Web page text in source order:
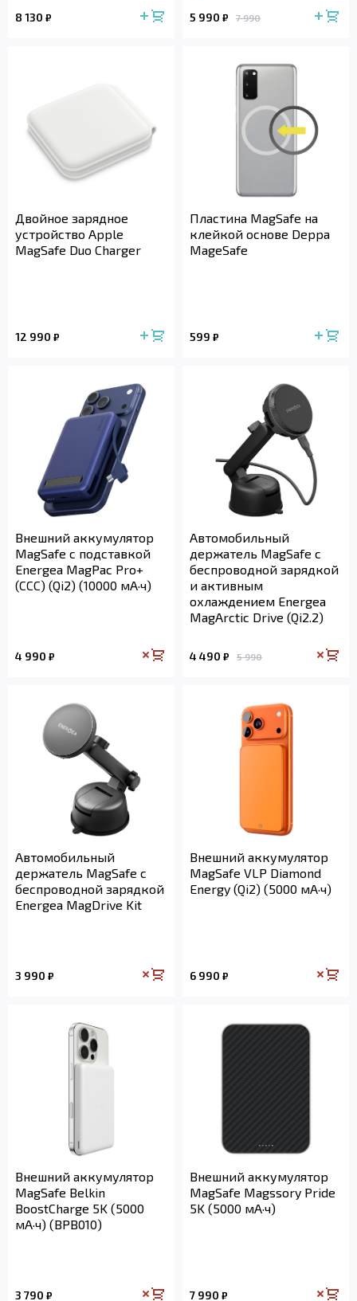
8 130 ₽ 5 990 ₽ 7 990
Двойное зарядное
устройство Apple
MagSafe Duo Charger
12 990 ₽
Пластина MagSafe на
клейкой основе Deppa
MageSafe
599 ₽
Внешний аккумулятор
MagSafe с подставкой
Energea MagPac Pro+
(CCC) (Qi2) (10000 мА·ч)
4 990 ₽
Автомобильный
держатель MagSafe с
беспроводной зарядкой
и активным
охлаждением Energea
MagArctic Drive (Qi2.2)
4 490 ₽ 5 990
Автомобильный
держатель MagSafe с
беспроводной зарядкой
Energea MagDrive Kit
3 990 ₽
Внешний аккумулятор
MagSafe VLP Diamond
Energy (Qi2) (5000 мА·ч)
6 990 ₽
Внешний аккумулятор
MagSafe Belkin
BoostCharge 5K (5000
мА·ч) (BPB010)
3 790 ₽
Внешний аккумулятор
MagSafe Magssory Pride
5K (5000 мА·ч)
7 990 ₽